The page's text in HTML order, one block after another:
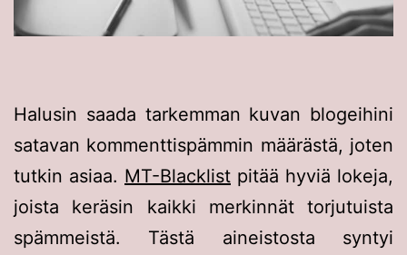
Halusin saada tarkemman kuvan blogeihini
satavan kommenttispämmin määrästä, joten
tutkin asiaa. MT-Blacklist pitää hyviä lokeja,
joista keräsin kaikki merkinnät torjutuista
spämmeistä. Tästä aineistosta syntyi